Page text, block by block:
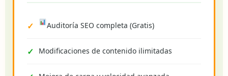
Auditoría SEO completa (Gratis)
Modificaciones de contenido ilimitadas